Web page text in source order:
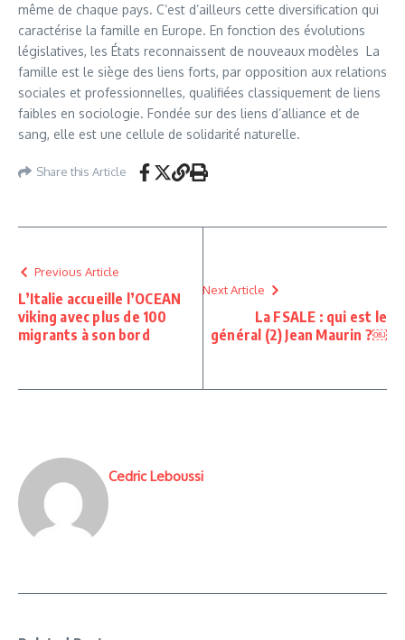
même de chaque pays. C’est d’ailleurs cette diversification qui
caractérise la famille en Europe. En fonction des évolutions
législatives, les États reconnaissent de nouveaux modèles La
famille est le siège des liens forts, par opposition aux relations
sociales et professionnelles, qualifiées classiquement de liens
faibles en sociologie. Fondée sur des liens d’alliance et de
sang, elle est une cellule de solidarité naturelle.
Share this Article
Previous Article
L’Italie accueille l’OCEAN
viking avec plus de 100
migrants à son bord
Next Article
La FSALE : qui est le
général (2) Jean Maurin ?￼
Cedric Leboussi